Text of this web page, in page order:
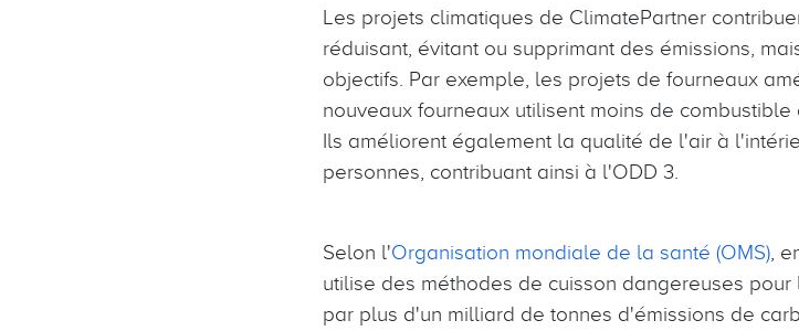
Les projets climatiques de ClimatePartner
réduisant, évitant ou supprimant des émissions,
objectifs. Par exemple, les projets de fourneaux
nouveaux fourneaux utilisent moins de
Ils améliorent également la qualité de l'air à
personnes, contribuant ainsi à l'ODD 3.
Selon l'Organisation mondiale de la santé (OMS),
utilise des méthodes de cuisson dangereuses
par plus d'un milliard de tonnes d'émissions de